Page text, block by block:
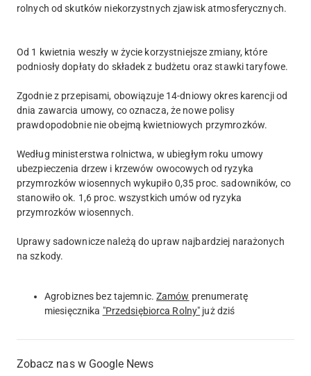
rolnych od skutków niekorzystnych zjawisk atmosferycznych.
Od 1 kwietnia weszły w życie korzystniejsze zmiany, które
podniosły dopłaty do składek z budżetu oraz stawki taryfowe.
Zgodnie z przepisami, obowiązuje 14-dniowy okres karencji od
dnia zawarcia umowy, co oznacza, że nowe polisy
prawdopodobnie nie obejmą kwietniowych przymrozków.
Według ministerstwa rolnictwa, w ubiegłym roku umowy
ubezpieczenia drzew i krzewów owocowych od ryzyka
przymrozków wiosennych wykupiło 0,35 proc. sadowników, co
stanowiło ok. 1,6 proc. wszystkich umów od ryzyka
przymrozków wiosennych.
Uprawy sadownicze należą do upraw najbardziej narażonych
na szkody.
Agrobiznes bez tajemnic. Zamów prenumeratę
miesięcznika "Przedsiębiorca Rolny" już dziś
Zobacz nas w Google News